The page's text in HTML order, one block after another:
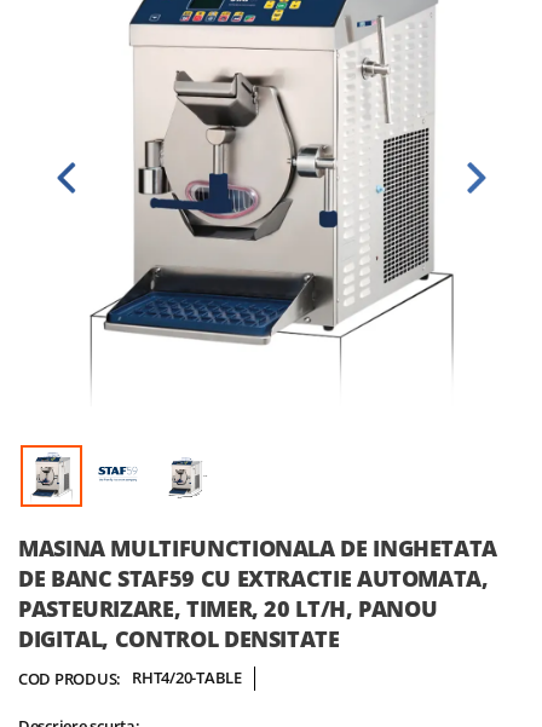
Skip
to
the
beginning
of
images
MASINA MULTIFUNCTIONALA DE INGHETATA
DE BANC STAF59 CU EXTRACTIE AUTOMATA,
PASTEURIZARE, TIMER, 20 LT/H, PANOU
DIGITAL, CONTROL DENSITATE
COD PRODUS: RHT4/20-TABLE